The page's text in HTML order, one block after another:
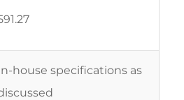
house specifications as